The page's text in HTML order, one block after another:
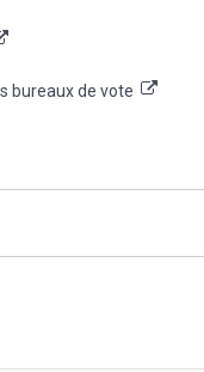
bureaux de vote